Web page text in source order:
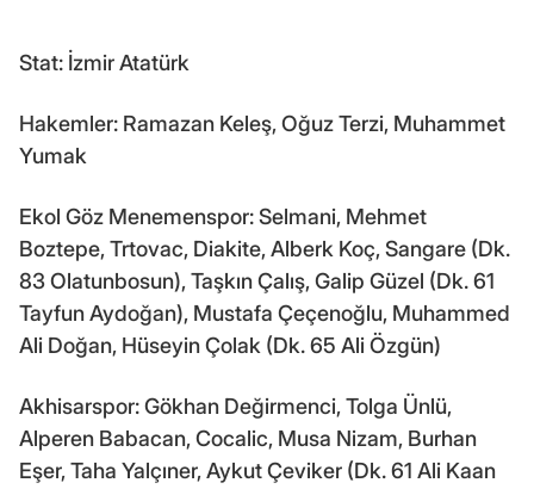
Stat: İzmir Atatürk
Hakemler: Ramazan Keleş, Oğuz Terzi, Muhammet
Yumak
Ekol Göz Menemenspor: Selmani, Mehmet
Boztepe, Trtovac, Diakite, Alberk Koç, Sangare (Dk.
83 Olatunbosun), Taşkın Çalış, Galip Güzel (Dk. 61
Tayfun Aydoğan), Mustafa Çeçenoğlu, Muhammed
Ali Doğan, Hüseyin Çolak (Dk. 65 Ali Özgün)
Akhisarspor: Gökhan Değirmenci, Tolga Ünlü,
Alperen Babacan, Cocalic, Musa Nizam, Burhan
Eşer, Taha Yalçıner, Aykut Çeviker (Dk. 61 Ali Kaan